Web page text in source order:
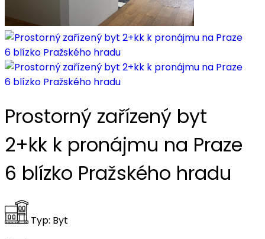
Prostorný zařízený byt
2+kk k pronájmu na Praze
6 blízko Pražského hradu
Typ: Byt